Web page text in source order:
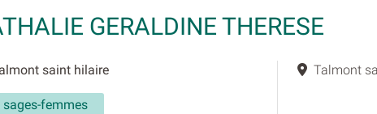
GERALDINE THERESE
saint hilaire
femmes
Talmont